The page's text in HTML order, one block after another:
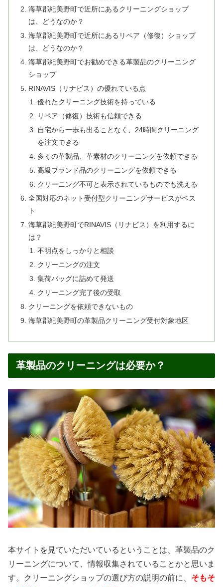
海草郡紀美野町で近所にあるクリーニングショップ
は、どうなのか？
海草郡紀美野町で近所にあるリペア（修復）ショップ
は、どうなのか？
海草郡紀美野町でお勧めできる革製品のクリーニング
ショップ
RINAVIS（リナビス）の優れている点
優れたクリーニング技術を持っている
リペア（修復）技術も信頼できる
自宅から一歩も出ることなく、24時間クリーニング
を注文できる
多くの革製品、革素材のクリーニングを依頼できる
高級ブランド品のクリーニングを依頼できる
クリーニング不可と表示されているものでも洗える
全国対応のネット受付型クリーニングサービスがベス
ト
海草郡紀美野町でRINAVIS（リナビス）を利用するに
は？
不明点をしっかりと相談
クリーニングの注文
集荷バッグに詰めて発送
クリーニング完了後の受取
クリーニングを依頼できないもの
海草郡紀美野町の革製品クリーニング受付対象地区
革製品のクリーニングは必要か？
本サイトを見ていただいているということは、革製品のク
リーニングについて、情報収集されていることかと思いま
す。クリーニングショップの選び方の説明の前に、 そもそ